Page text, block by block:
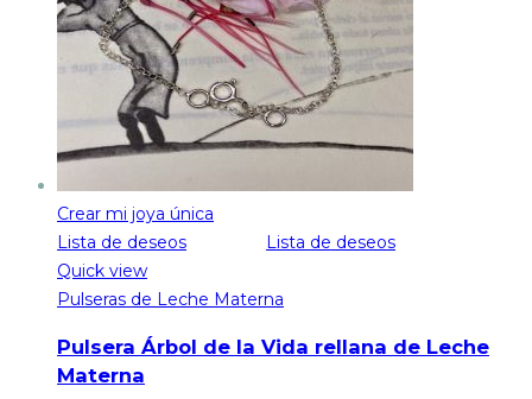
Crear mi joya única
Lista de deseos
Lista de deseos
Quick view
Pulseras de Leche Materna
Pulsera Árbol de la Vida rellana de Leche
Materna